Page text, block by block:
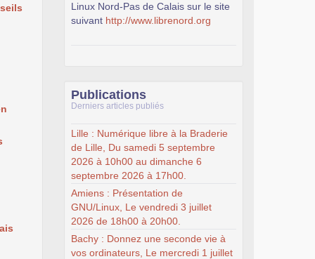
Linux Nord-Pas de Calais sur le site
suivant http://www.librenord.org
Publications
Derniers articles publiés
Lille : Numérique libre à la Braderie
de Lille, Du samedi 5 septembre
2026 à 10h00 au dimanche 6
septembre 2026 à 17h00.
Amiens : Présentation de
GNU/Linux, Le vendredi 3 juillet
2026 de 18h00 à 20h00.
Bachy : Donnez une seconde vie à
vos ordinateurs, Le mercredi 1 juillet